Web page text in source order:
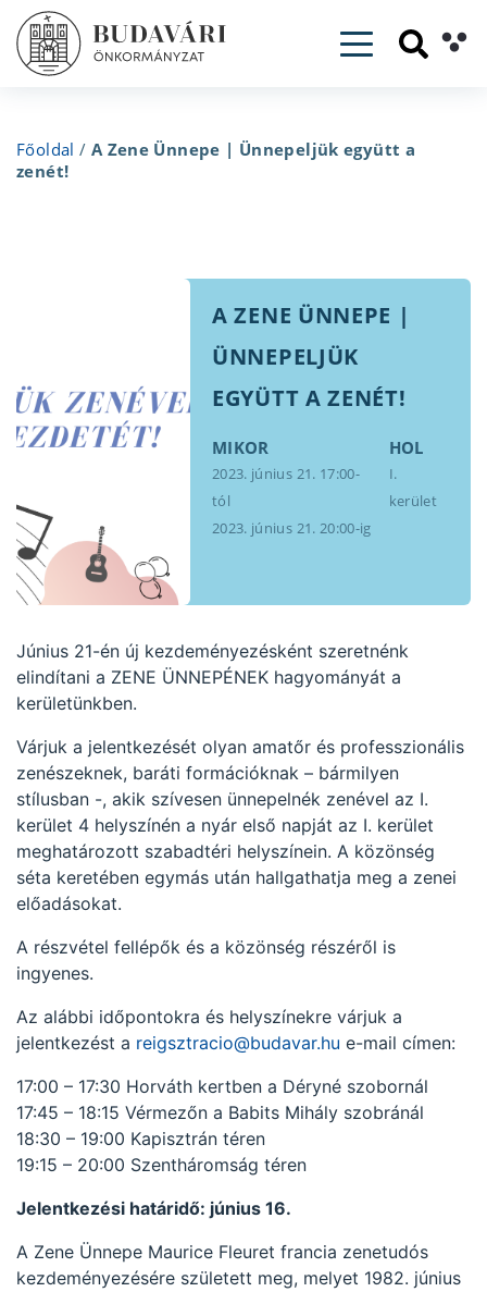
Toggle
Főoldal / A Zene Ünnepe | Ünnepeljük együtt a
zenét!
A ZENE ÜNNEPE |
ÜNNEPELJÜK
EGYÜTT A ZENÉT!
MIKOR
2023. június 21. 17:00-
tól
2023. június 21. 20:00-ig
HOL
I.
kerület
Június 21-én új kezdeményezésként szeretnénk
elindítani a ZENE ÜNNEPÉNEK hagyományát a
kerületünkben.
Várjuk a jelentkezését olyan amatőr és professzionális
zenészeknek, baráti formációknak – bármilyen
stílusban -, akik szívesen ünnepelnék zenével az I.
kerület 4 helyszínén a nyár első napját az I. kerület
meghatározott szabadtéri helyszínein. A közönség
séta keretében egymás után hallgathatja meg a zenei
előadásokat.
A részvétel fellépők és a közönség részéről is
ingyenes.
Az alábbi időpontokra és helyszínekre várjuk a
jelentkezést a reigsztracio@budavar.hu e-mail címen:
17:00 – 17:30 Horváth kertben a Déryné szobornál
17:45 – 18:15 Vérmezőn a Babits Mihály szobránál
18:30 – 19:00 Kapisztrán téren
19:15 – 20:00 Szentháromság téren
Jelentkezési határidő: június 16.
A Zene Ünnepe Maurice Fleuret francia zenetudós
kezdeményezésére született meg, melyet 1982. június